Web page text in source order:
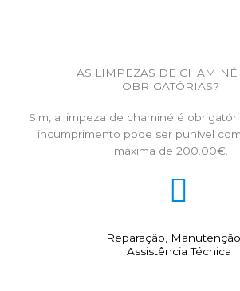
AS LIMPEZAS DE CHAMINÉ
OBRIGATÓRIAS?
Sim, a limpeza de chaminé é
incumprimento pode ser punível
máxima de 200.00€.
Reparação,
Assistência Técnica